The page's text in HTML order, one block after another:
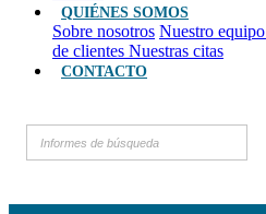
QUIÉNES SOMOS
Sobre nosotros Nuestro equipo
de clientes Nuestras citas
CONTACTO